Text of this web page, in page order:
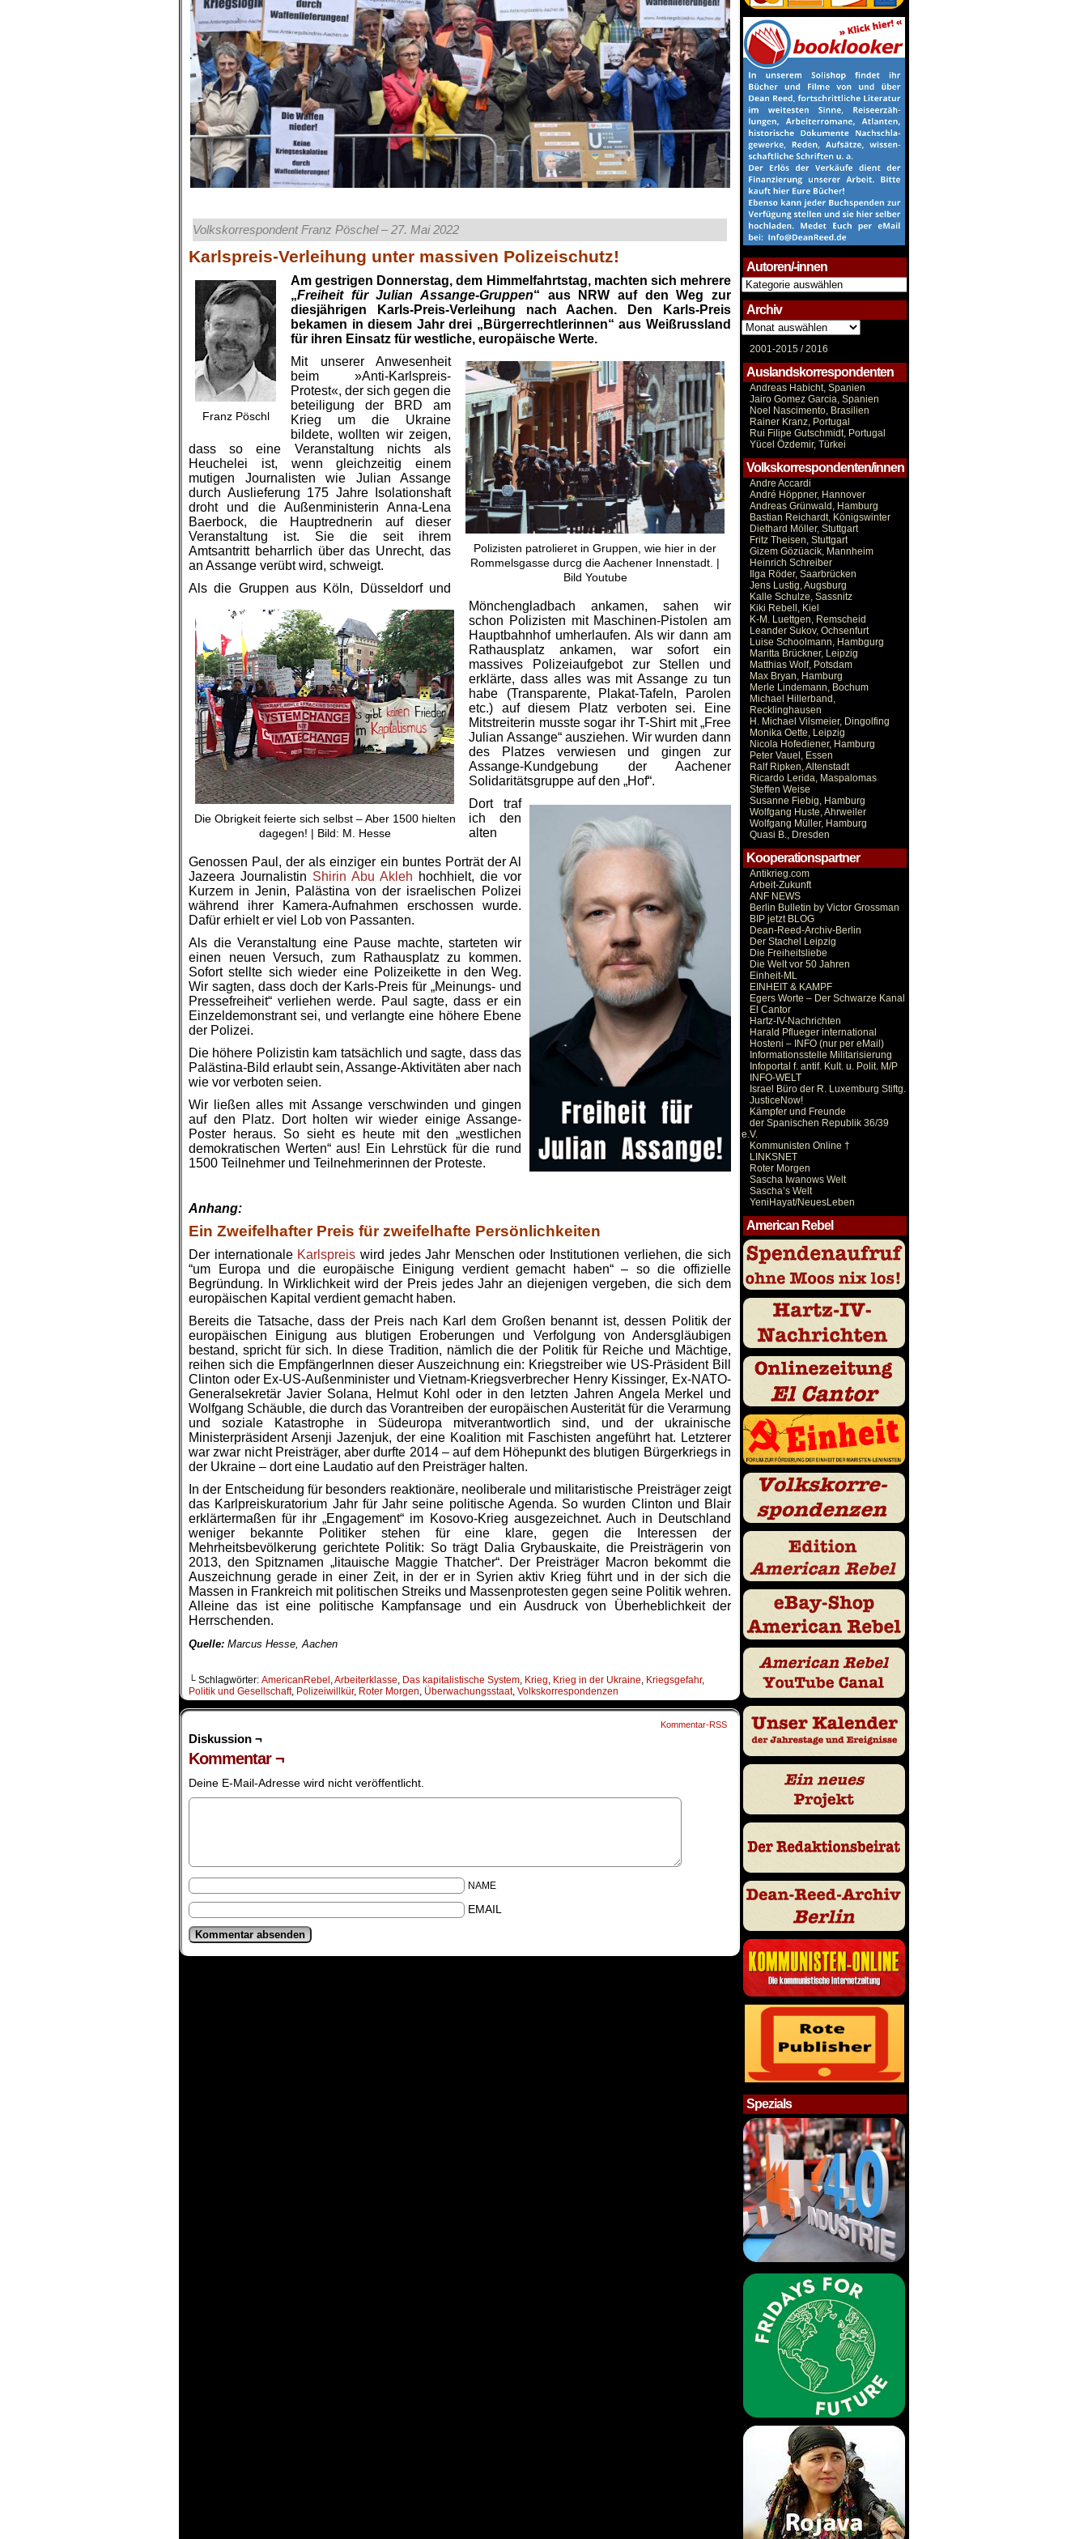
Volkskorrespondent Franz Pöschel – 27. Mai 2022
Karlspreis-Verleihung unter massiven Polizeischutz!
Franz Pöschl
Am gestrigen Donnerstag, dem Himmelfahrtstag, machten sich mehrere
„Freiheit für Julian Assange-Gruppen“ aus NRW auf den Weg zur
diesjährigen Karls-Preis-Verleihung nach Aachen. Den Karls-Preis
bekamen in diesem Jahr drei „Bürgerrechtlerinnen“ aus Weißrussland
für ihren Einsatz für westliche, europäische Werte.
Polizisten patrolieret in Gruppen, wie hier in der
Rommelsgasse durcg die Aachener Innenstadt. |
Bild Youtube
Mit unserer Anwesenheit
beim »Anti-Karlspreis-
Protest«, der sich gegen die
beteiligung der BRD am
Krieg um die Ukraine
bildete, wollten wir zeigen,
dass so eine Veranstaltung nichts als
Heuchelei ist, wenn gleichzeitig einem
mutigen Journalisten wie Julian Assange
durch Auslieferung 175 Jahre Isolationshaft
droht und die Außenministerin Anna-Lena
Baerbock, die Hauptrednerin auf dieser
Veranstaltung ist. Sie die seit ihrem
Amtsantritt beharrlich über das Unrecht, das
an Assange verübt wird, schweigt.
Die Obrigkeit feierte sich selbst – Aber 1500 hielten
dagegen! | Bild: M. Hesse
Als die Gruppen aus Köln, Düsseldorf und
Mönchengladbach ankamen, sahen wir
schon Polizisten mit Maschinen-Pistolen am
Hauptbahnhof umherlaufen. Als wir dann am
Rathausplatzankamen, war sofort ein
massives Polizeiaufgebot zur Stellen und
erklärte, dass alles was mit Assange zu tun
habe (Transparente, Plakat-Tafeln, Parolen
etc.) auf diesem Platz verboten sei. Eine
Mitstreiterin musste sogar ihr T-Shirt mit „Free
Julian Assange“ ausziehen. Wir wurden dann
des Platzes verwiesen und gingen zur
Assange-Kundgebung der Aachener
Solidaritätsgruppe auf den „Hof“.
Dort traf
ich den
alten
Genossen Paul, der als einziger ein buntes Porträt der Al
Jazeera Journalistin Shirin Abu Akleh hochhielt, die vor
Kurzem in Jenin, Palästina von der israelischen Polizei
während ihrer Kamera-Aufnahmen erschossen wurde.
Dafür erhielt er viel Lob von Passanten.
Als die Veranstaltung eine Pause machte, starteten wir
einen neuen Versuch, zum Rathausplatz zu kommen.
Sofort stellte sich wieder eine Polizeikette in den Weg.
Wir sagten, dass doch der Karls-Preis für „Meinungs- und
Pressefreiheit“ verliehen werde. Paul sagte, dass er ein
Einzeldemonstrant sei, und verlangte eine höhere Ebene
der Polizei.
Die höhere Polizistin kam tatsächlich und sagte, dass das
Palästina-Bild erlaubt sein, Assange-Aktivitäten aber nach
wie vor verboten seien.
Wir ließen alles mit Assange verschwinden und gingen
auf den Platz. Dort holten wir wieder einige Assange-
Poster heraus. So sieht es heute mit den „westlichen
demokratischen Werten“ aus! Ein Lehrstück für die rund
1500 Teilnehmer und Teilnehmerinnen der Proteste.
Anhang:
Ein Zweifelhafter Preis für zweifelhafte Persönlichkeiten
Der internationale Karlspreis wird jedes Jahr Menschen oder Institutionen verliehen, die sich
“um Europa und die europäische Einigung verdient gemacht haben“ – so die offizielle
Begründung. In Wirklichkeit wird der Preis jedes Jahr an diejenigen vergeben, die sich dem
europäischen Kapital verdient gemacht haben.
Bereits die Tatsache, dass der Preis nach Karl dem Großen benannt ist, dessen Politik der
europäischen Einigung aus blutigen Eroberungen und Verfolgung von Andersgläubigen
bestand, spricht für sich. In diese Tradition, nämlich die der Politik für Reiche und Mächtige,
reihen sich die EmpfängerInnen dieser Auszeichnung ein: Kriegstreiber wie US-Präsident Bill
Clinton oder Ex-US-Außenminister und Vietnam-Kriegsverbrecher Henry Kissinger, Ex-NATO-
Generalsekretär Javier Solana, Helmut Kohl oder in den letzten Jahren Angela Merkel und
Wolfgang Schäuble, die durch das Vorantreiben der europäischen Austerität für die Verarmung
und soziale Katastrophe in Südeuropa mitverantwortlich sind, und der ukrainische
Ministerpräsident Arsenji Jazenjuk, der eine Koalition mit Faschisten angeführt hat. Letzterer
war zwar nicht Preisträger, aber durfte 2014 – auf dem Höhepunkt des blutigen Bürgerkriegs in
der Ukraine – dort eine Laudatio auf den Preisträger halten.
In der Entscheidung für besonders reaktionäre, neoliberale und militaristische Preisträger zeigt
das Karlpreiskuratorium Jahr für Jahr seine politische Agenda. So wurden Clinton und Blair
erklärtermaßen für ihr „Engagement“ im Kosovo-Krieg ausgezeichnet. Auch in Deutschland
weniger bekannte Politiker stehen für eine klare, gegen die Interessen der
Mehrheitsbevölkerung gerichtete Politik: So trägt Dalia Grybauskaite, die Preisträgerin von
2013, den Spitznamen „litauische Maggie Thatcher“. Der Preisträger Macron bekommt die
Auszeichnung gerade in einer Zeit, in der er in Syrien aktiv Krieg führt und in der sich die
Massen in Frankreich mit politischen Streiks und Massenprotesten gegen seine Politik wehren.
Alleine das ist eine politische Kampfansage und ein Ausdruck von Überheblichkeit der
Herrschenden.
Quelle: Marcus Hesse, Aachen
└ Schlagwörter: AmericanRebel Arbeiterklasse Das kapitalistische System Krieg Krieg in der Ukraine Kriegsgefahr,
Politik und Gesellschaft, Polizeiwillkür, Roter Morgen Überwachungsstaat, Volkskorrespondenzen
Kommentar-RSS
Diskussion ¬
Kommentar ¬
Deine E-Mail-Adresse wird nicht veröffentlicht.
NAME
EMAIL
Autoren/-innen
Autoren/-
innen
Archiv
Archiv
2001-2015 /2016
Auslandskorrespondenten
Andreas Habicht, Spanien
Jairo Gomez Garcia, Spanien
Noel Nascimento, Brasilien
Rainer Kranz, Portugal
Rui Filipe Gutschmidt, Portugal
Yücel Özdemir, Türkei
Volkskorrespondenten/innen
Andre Accardi
André Höppner, Hannover
Andreas Grünwald, Hamburg
Bastian Reichardt, Königswinter
Diethard Möller, Stuttgart
Fritz Theisen, Stuttgart
Gizem Gözüacik, Mannheim
Heinrich Schreiber
Ilga Röder, Saarbrücken
Jens Lustig, Augsburg
Kalle Schulze, Sassnitz
Kiki Rebell, Kiel
K-M. Luettgen, Remscheid
Leander Sukov, Ochsenfurt
Luise Schoolmann, Hambgurg
Maritta Brückner, Leipzig
Matthias Wolf, Potsdam
Max Bryan, Hamburg
Merle Lindemann, Bochum
Michael Hillerband,
Recklinghausen
H. Michael Vilsmeier, Dingolfing
Monika Oette, Leipzig
Nicola Hofediener, Hamburg
Peter Vauel, Essen
Ralf Ripken, Altenstadt
Ricardo Lerida, Maspalomas
Steffen Weise
Susanne Fiebig, Hamburg
Wolfgang Huste, Ahrweiler
Wolfgang Müller, Hamburg
Quasi B., Dresden
Kooperationspartner
Antikrieg.com
Arbeit-Zukunft
ANF NEWS
Berlin Bulletin by Victor Grossman
BIP jetzt BLOG
Dean-Reed-Archiv-Berlin
Der Stachel Leipzig
Die Freiheitsliebe
Die Welt vor 50 Jahren
Einheit-ML
EINHEIT & KAMPF
Egers Worte – Der Schwarze Kanal
El Cantor
Hartz-IV-Nachrichten
Harald Pflueger international
Hosteni – INFO (nur per eMail)
Informationsstelle Militarisierung
Infoportal f. antif. Kult. u. Polit. M/P
INFO-WELT
Israel Büro der R. Luxemburg Stiftg.
JusticeNow!
Kämpfer und Freunde
der Spanischen Republik 36/39
e.V.
Kommunisten Online †
LINKSNET
Roter Morgen
Sascha Iwanows Welt
Sascha’s Welt
YeniHayat/NeuesLeben
American Rebel
Spezials